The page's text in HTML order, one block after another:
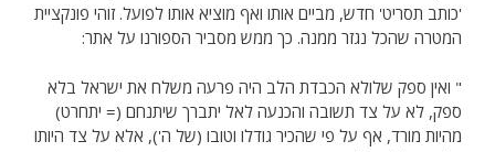
'כותב תסריט' חדש, מביים אותו ואף מוציא אותו לפועל. זוהי פונקציית
המטרה שהכל נגזר ממנה. כך ממש מסביר הספורנו על אתר:
" ואין ספק שלולא הכבדת הלב היה פרעה משלח את ישראל בלא
ספק, לא על צד תשובה והכנעה לאל יתברך שיתנחם (= יתחרט)
מהיות מורד, אף על פי שהכיר גודלו וטובו (של ה'), אלא על צד היותו